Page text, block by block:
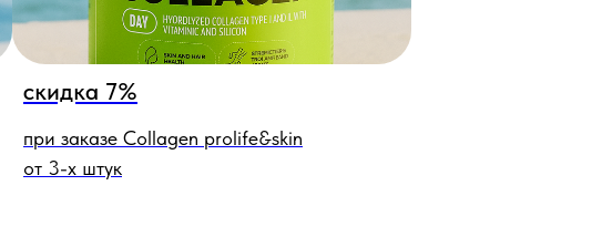
скидка 7%
при заказе Collagen prolife&skin
от 3-х штук